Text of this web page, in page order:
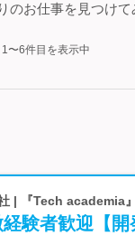
のお仕事を見つけて
1〜6件目を表示中
| 『Tech academia
験者歓迎【